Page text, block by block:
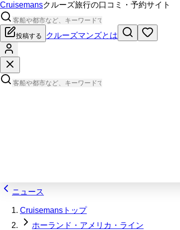
Cruisemansクルーズ旅行の口コミ・予約サイト
投稿する クルーズマンズとは
ニュース
Cruisemansトップ
ホーランド・アメリカ・ライン